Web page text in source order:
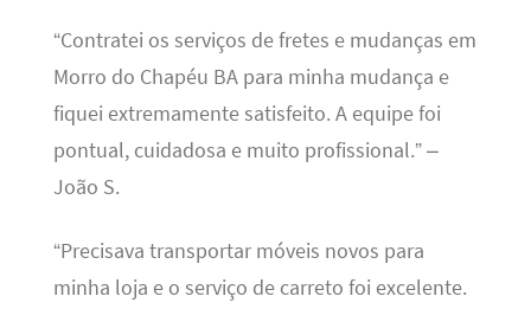
“Contratei os serviços de fretes e mudanças em
Morro do Chapéu BA para minha mudança e
fiquei extremamente satisfeito. A equipe foi
pontual, cuidadosa e muito profissional.” –
João S.
“Precisava transportar móveis novos para
minha loja e o serviço de carreto foi excelente.